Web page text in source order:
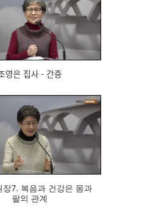
집사 - 간증
복음과 건강은 몸과
팔의 관계